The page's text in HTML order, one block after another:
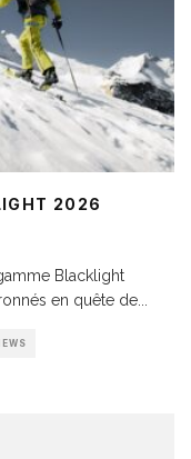
2026
Blacklight
en quête de